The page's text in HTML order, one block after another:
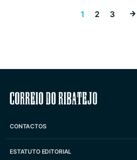
1 2 3
Correio do
CONTACTOS
ESTATUTO EDITORIAL